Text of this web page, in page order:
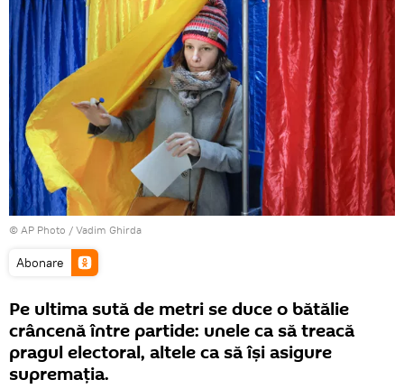
© AP Photo / Vadim Ghirda
Abonare
Pe ultima sută de metri se duce o bătălie
crâncenă între partide: unele ca să treacă
pragul electoral, altele ca să își asigure
supremația.